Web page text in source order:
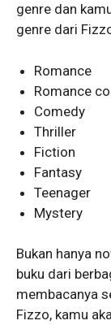
genre dan
genre dari
Romance
Romance
Comedy
Thriller
Fiction
Fantasy
Teenager
Mystery
Bukan hanya
buku dari
membacanya
Fizzo, kamu